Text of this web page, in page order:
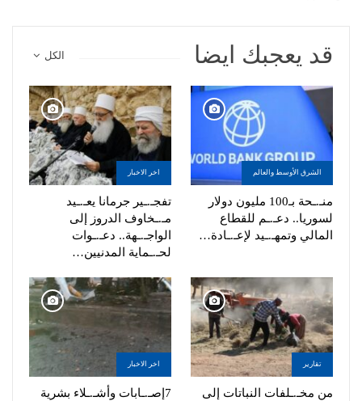
الكل قد يعجبك ايضا
الشرق الأوسط والعالم
منـ.ـحة بـ100 مليون دولار
لسوريا.. دعـ.ـم للقطاع
المالي وتمهـ.ـيد لإعـ.ـادة…
اخر الاخبار
تفجـ.ـير جرمانا يعـ.ـيد
مـ.ـخاوف الدروز إلى
الواجـ.ـهة.. دعـ.ـوات
لحـ.ـماية المدنيين…
تقارير
من مخـ.ـلفات النباتات إلى
اخر الاخبار
7إصـ.ـابات وأشـ.ـلاء بشرية